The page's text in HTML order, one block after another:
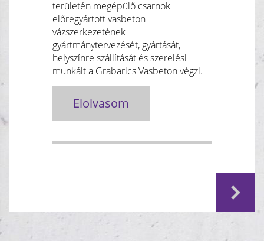
területén megépülő csarnok
előregyártott vasbeton
vázszerkezetének
gyártmánytervezését, gyártását,
helyszínre szállítását és szerelési
munkáit a Grabarics Vasbeton végzi.
Elolvasom